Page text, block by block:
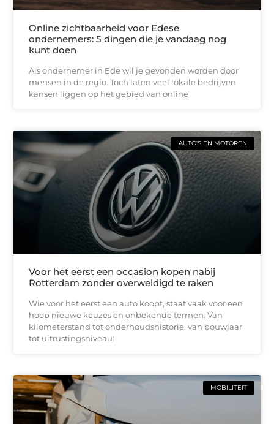
Online zichtbaarheid voor Edese
ondernemers: 5 dingen die je vandaag nog
kunt doen
Als ondernemer in Ede wil je gevonden worden door
mensen in de regio. Toch laten veel lokale bedrijven
kansen liggen op het gebied van online
AUTO'S EN MOTOREN
Voor het eerst een occasion kopen nabij
Rotterdam zonder overweldigd te raken
Wie voor het eerst een auto koopt, staat vaak voor een
hoop nieuwe keuzes en onbekende termen. Van
kilometerstand tot onderhoudshistorie, van bouwjaar
tot uitrustingsniveau:
MOBILITEIT